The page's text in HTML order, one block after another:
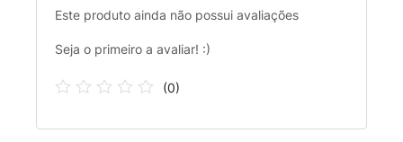
Este produto ainda não possui avaliações
Seja o primeiro a avaliar! :)
(0)